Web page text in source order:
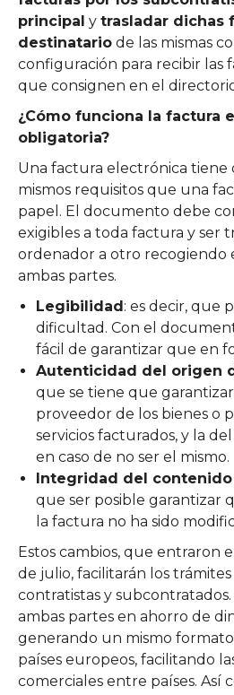
principal y trasladar dichas
destinatario de las mismas
configuración para recibir las
que consignen en el
¿Cómo funciona la factura
obligatoria?
Una factura electrónica
mismos requisitos que una
papel. El documento debe
exigibles a toda factura y ser
ordenador a otro recogiendo
ambas partes.
Legibilidad: es decir, que
dificultad. Con el
fácil de garantizar que en
Autenticidad del origen
que se tiene que
proveedor de los bienes o
servicios facturados, y la
en caso de no ser el mismo.
Integridad del
que ser posible garantizar
la factura no ha sido
Estos cambios, que entraron
de julio, facilitarán los
contratistas y
ambas partes en ahorro de
generando un mismo
países europeos, facilitando
comerciales entre países. Así